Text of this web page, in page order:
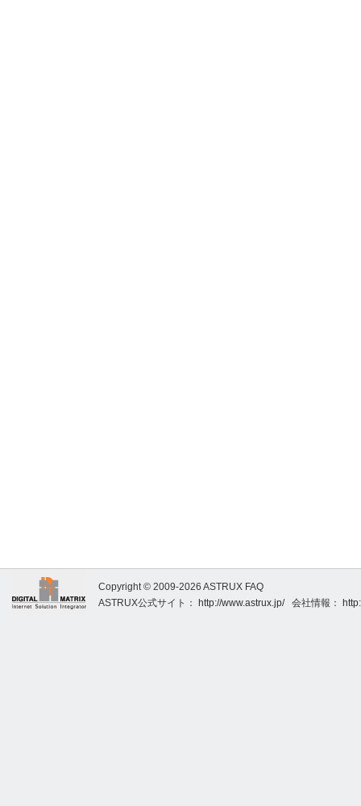
Copyright © 2009-2026 ASTRUX FAQ
ASTRUX公式サイト：
http://www.astrux.jp/会社情報：